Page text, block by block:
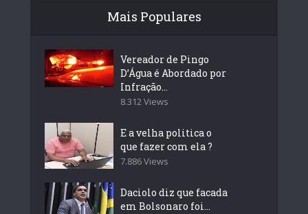
Mais Populares
Vereador de Pingo
D’Água é Abordado por
Infração...
8.312 Views
E a velha politica o
que fazer com ela ?
7.886 Views
Daciolo diz que facada
em Bolsonaro foi...